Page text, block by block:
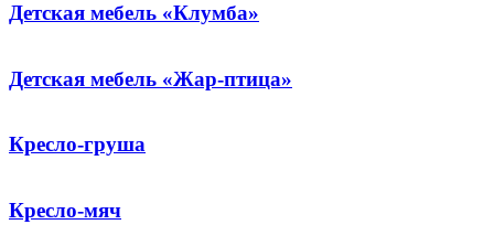
Детская мебель «Клумба»
Детская мебель «Жар-птица»
Кресло-груша
Кресло-мяч